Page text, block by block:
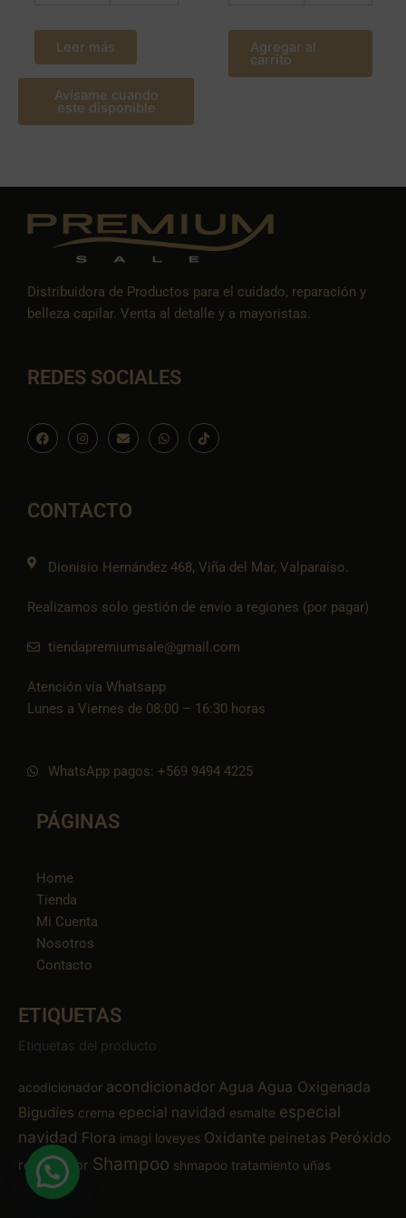
Leer más
Avísame cuando
este disponible
Agregar al
carrito
Distribuidora de Productos para el cuidado, reparación y
belleza capilar. Venta al detalle y a mayoristas.
REDES SOCIALES
F
a
c
o
k
I
n
s
r
a
E
n
v
p
e
W
h
a
I
c
o
CONTACTO
Dionisio Hernández 468, Viña del Mar, Valparaíso.
Realizamos solo gestión de envío a regiones (por pagar)
tiendapremiumsale@gmail.com
Atención vía Whatsapp
Lunes a Viernes de 08:00 – 16:30 horas
WhatsApp pagos: +569 9494 4225
PÁGINAS
Home
Tienda
Mi Cuenta
Nosotros
Contacto
ETIQUETAS
Etiquetas del producto
acodicionador acondicionador Agua Agua Oxigenada
Bigudíes crema epecial navidad esmalte especial
navidad Flora imagi loveyes Oxidante peinetas Peróxido
removedor Shampoo shmapoo tratamiento uñas